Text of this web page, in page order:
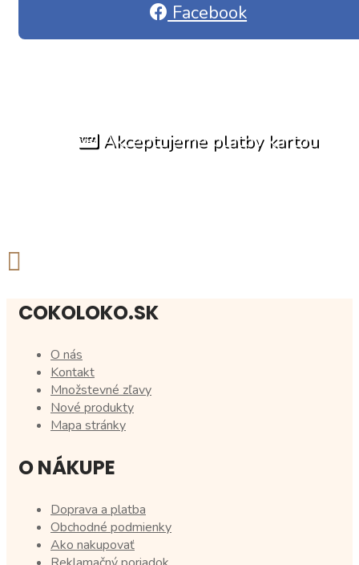
Facebook
Akceptujeme platby kartou
COKOLOKO.SK
O nás
Kontakt
Množstevné zľavy
Nové produkty
Mapa stránky
O NÁKUPE
Doprava a platba
Obchodné podmienky
Ako nakupovať